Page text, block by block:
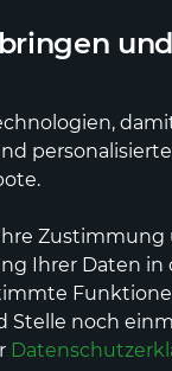
Ihrer Daten
noch